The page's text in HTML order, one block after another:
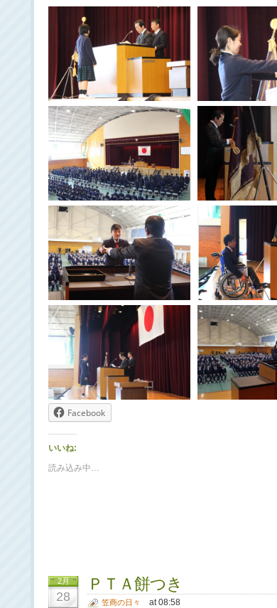
Facebook
いいね:
読み込み中…
2月
28
ＰＴＡ餅つき
at 08:58
笠商の日々